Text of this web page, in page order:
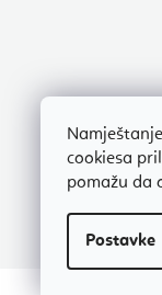
cookiesa
pomažu da